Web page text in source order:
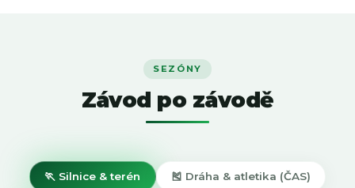
SEZÓNY
Závod po závodě
🏃 Silnice & terén 🎽 Dráha & atletika (ČAS)